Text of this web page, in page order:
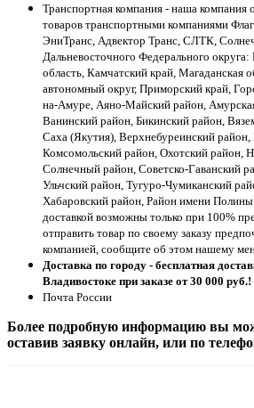
Транспортная компания - наша компания
товаров транспортными компаниями
ЭниТранс, Адвектор Транс, СЛТК,
Дальневосточного Федерального округа:
область, Камчатский край, Магаданская
автономный округ, Приморский край,
на-Амуре, Аяно-Майский район,
Ванинский район, Бикинский район,
Саха (Якутия), Верхнебуреинский район,
Комсомольский район, Охотский район,
Солнечный район, Советско-Гаванский
Ульчский район, Тугуро-Чумиканский
Хабаровский район, Район имени
доставкой возможны только при 100%
отправить товар по своему заказу
компанией, сообщите об этом нашему
Доставка по городу - бесплатная
Владивостоке при заказе от 30 000 руб.!
Почта России
Более подробную информацию вы
оставив заявку онлайн, или по